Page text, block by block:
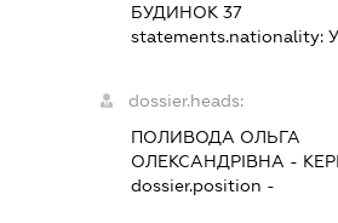
БУДИНОК 37
statements.nationality:
dossier.heads:
ПОЛИВОДА ОЛЬГА
ОЛЕКСАНДРІВНА -
dossier.position -